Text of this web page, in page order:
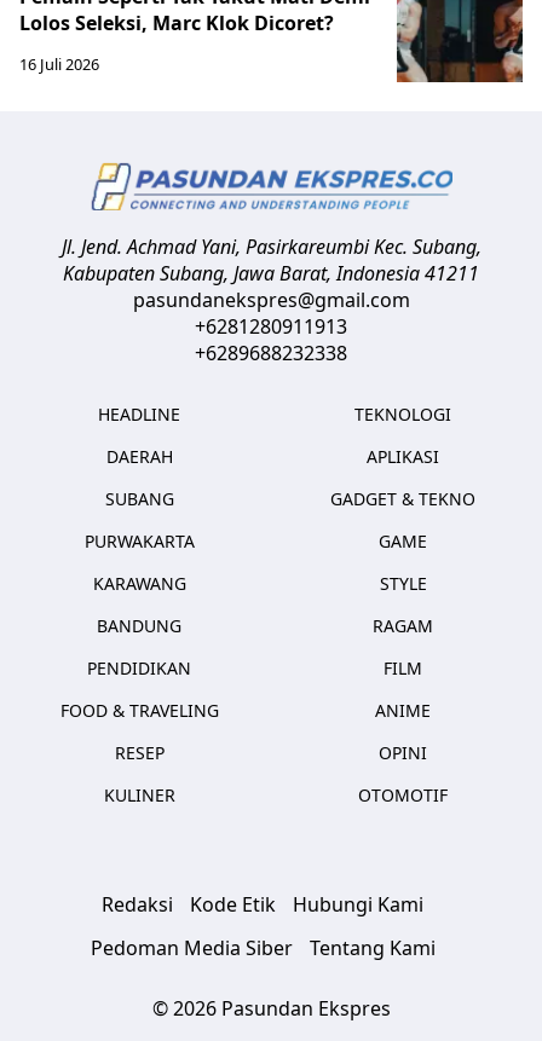
Lolos Seleksi, Marc Klok Dicoret?
16 Juli 2026
Jl. Jend. Achmad Yani, Pasirkareumbi Kec. Subang,
Kabupaten Subang, Jawa Barat,Indonesia41211
pasundanekspres@gmail.com
+6281280911913
+6289688232338
HEADLINE
DAERAH
SUBANG
PURWAKARTA
KARAWANG
BANDUNG
PENDIDIKAN
FOOD & TRAVELING
RESEP
KULINER
TEKNOLOGI
APLIKASI
GADGET & TEKNO
GAME
STYLE
RAGAM
FILM
ANIME
OPINI
OTOMOTIF
Redaksi Kode Etik
Hubungi Kami
Pedoman Media Siber
Tentang Kami
© 2026 Pasundan Ekspres